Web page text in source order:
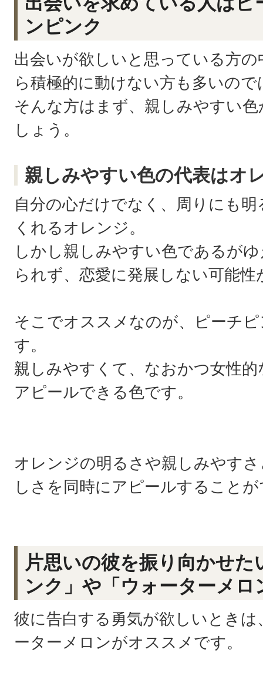
ンピンク
出会いが欲しいと思っている方
ら積極的に動けない方も多いの
そんな方はまず、親しみやすい
しょう。
親しみやすい色の代表はオ
自分の心だけでなく、周りにも
くれるオレンジ。
しかし親しみやすい色であるが
られず、恋愛に発展しない可能
そこでオススメなのが、ピーチ
す。
親しみやすくて、なおかつ女性
アピールできる色です。
オレンジの明るさや親しみやす
しさを同時にアピールすること
片思いの彼を振り向かせ
ンク」や「ウォーターメロ
彼に告白する勇気が欲しいとき
ーターメロンがオススメです。